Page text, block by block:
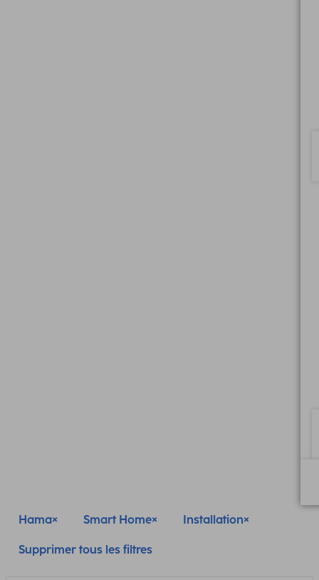
Hama Smart Home Installation
Supprimer tous les filtres